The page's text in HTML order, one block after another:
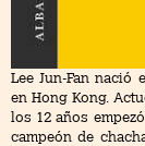
Lee Jun-Fan nació
en Hong Kong.
los 12 años
campeón de